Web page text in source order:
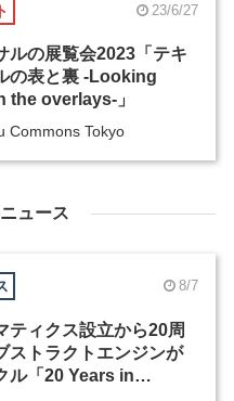
23/6/27
ルの展覧会2023「テキ
の表と裏 -Looking
the overlays-」
Commons Tokyo
ュース
8/7
ティクス設立から20周
ストラクトエンジンが
ル「20 Years in